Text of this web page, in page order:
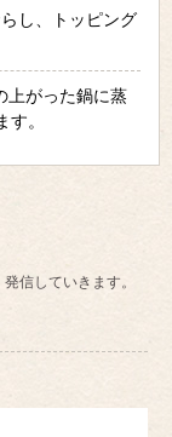
し、トッピング
上がった鍋に蒸
。
信していきます。